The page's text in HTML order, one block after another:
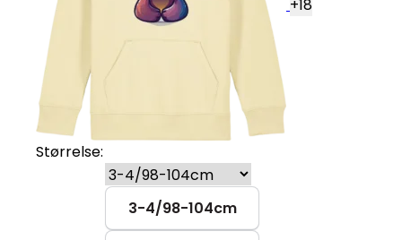
+18
Størrelse:
3-4/98-104cm